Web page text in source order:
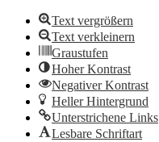
Text vergrößern
Text verkleinern
Graustufen
Hoher Kontrast
Negativer Kontrast
Heller Hintergrund
Unterstrichene Links
Lesbare Schriftart